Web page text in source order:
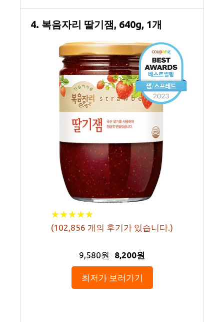
4. 복음자리 딸기잼, 640g, 1개
★★★★★
★★★★★
(102,856 개의 후기가 있습니다.)
9,580원 8,200원
최저가 보러가기